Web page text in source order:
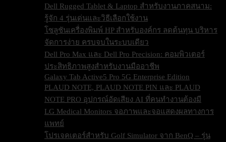
Dell Rugged Tablet & Laptop สำหรับงานภาคสนาม:
รู้จัก 4 รุ่นเด่นและวิธีเลือกใช้งาน
โซลูชันเครื่องพิมพ์ HP สำหรับองค์กร ลดต้นทุน บริหาร
จัดการง่าย ครบจบในระบบเดียว
Dell Pro Max และ Dell Pro Precision: คอมพิวเตอร์
ประสิทธิภาพสูงสำหรับงานมืออาชีพ
Galaxy Tab Active5 Pro 5G Enterprise Edition
PLAUD NOTE, PLAUD NOTE PIN และ PLAUD
NOTE PRO อุปกรณ์อัดเสียง AI ที่คนทำงานต้องมี
LG Medical Monitors จอภาพและจอแสดงผลทางการ
แพทย์
โปรเจคเตอร์สำหรับ Golf Simulator จาก BenQ – รุ่น